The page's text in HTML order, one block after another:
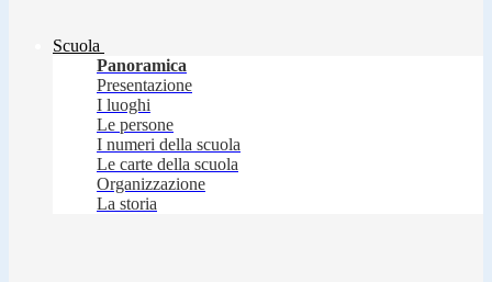
Scuola
Panoramica
Presentazione
I luoghi
Le persone
I numeri della scuola
Le carte della scuola
Organizzazione
La storia